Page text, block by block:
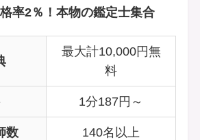
率2％！本物の鑑定士集合
最大計10,000円無
料
1分187円～
数 140名以上